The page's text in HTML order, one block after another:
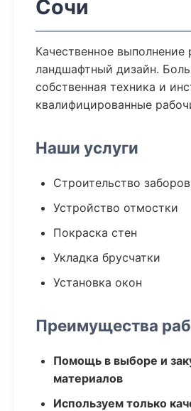
Сочи
Качественное выполнение
ландшафтный дизайн.
собственная техника и
квалифицированные
Наши услуги
Строительство заборов
Устройство отмостки
Покраска стен
Укладка брусчатки
Установка окон
Преимущества
Помощь в выборе и
материалов
Используем только